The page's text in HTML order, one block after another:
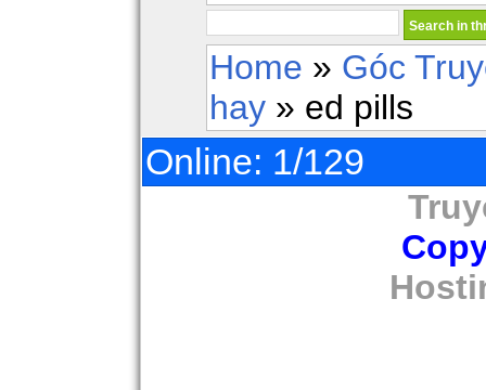
Home » Góc
hay » ed pills
Online: 1/129